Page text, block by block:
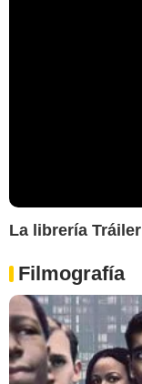
La librería Tráiler
Filmografía